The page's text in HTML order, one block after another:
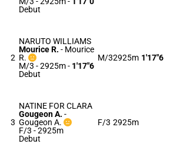
Debut
2
NARUTO WILLIAMS
Mourice R. - Mourice
R.
M/3 - 2925m- 1'17"6
Debut
M/32925m 1'17"6
3
NATINE FOR CLARA
Gougeon A. -
Gougeon A.
F/3 - 2925m
Debut
F/3 2925m